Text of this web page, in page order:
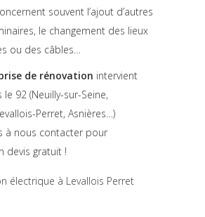
souvent l’ajout d’autres
le changement des lieux
ou des câbles…
de rénovation intervient
92 (Neuilly-sur-Seine,
Perret, Asnières…)
à nous contacter pour
devis gratuit !
électrique à Levallois Perret